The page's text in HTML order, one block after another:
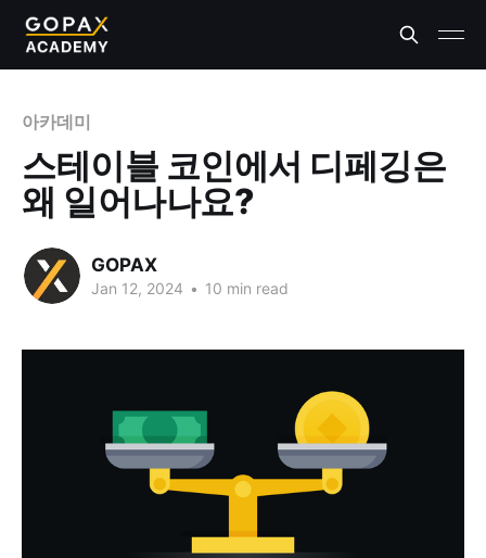
아카데미
스테이블 코인에서 디페깅은
왜 일어나나요?
GOPAX
Jan 12, 2024 • 10 min read